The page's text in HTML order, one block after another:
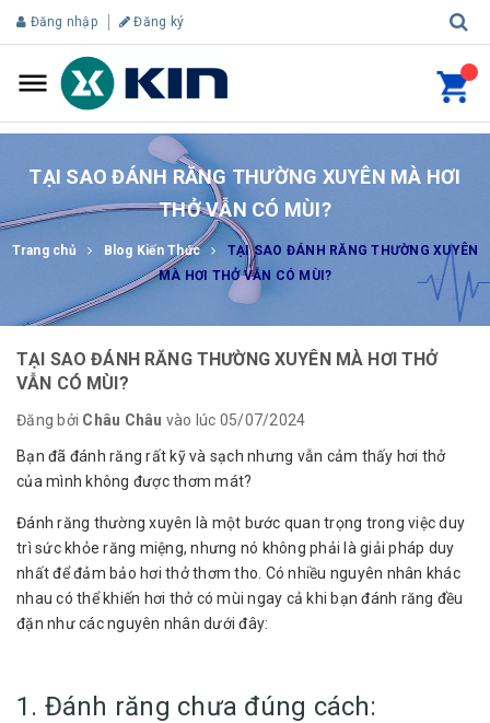
Đăng nhập Đăng ký
TẠI SAO ĐÁNH RĂNG THƯỜNG XUYÊN MÀ HƠI
THỞ VẪN CÓ MÙI?
Trang chủ Blog Kiến Thức
TẠI SAO ĐÁNH RĂNG THƯỜNG XUYÊN
MÀ HƠI THỞ VẪN CÓ MÙI?
TẠI SAO ĐÁNH RĂNG THƯỜNG XUYÊN MÀ HƠI THỞ
VẪN CÓ MÙI?
Đăng bởi Châu Châu vào lúc 05/07/2024
Bạn đã đánh răng rất kỹ và sạch nhưng vẫn cảm thấy hơi thở
của mình không được thơm mát?
Đánh răng thường xuyên là một bước quan trọng trong việc duy
trì sức khỏe răng miệng, nhưng nó không phải là giải pháp duy
nhất để đảm bảo hơi thở thơm tho. Có nhiều nguyên nhân khác
nhau có thể khiến hơi thở có mùi ngay cả khi bạn đánh răng đều
đặn như các nguyên nhân dưới đây:
1. Đánh răng chưa đúng cách: